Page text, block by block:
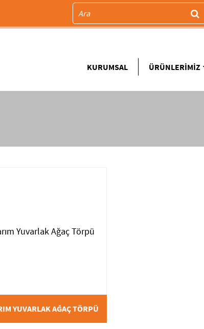
KURUMSAL ÜRÜNLERİMİZ
YUVARLAK AĞAÇ TÖRPÜ